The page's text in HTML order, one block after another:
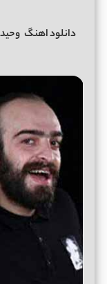
دانلود اهنگ